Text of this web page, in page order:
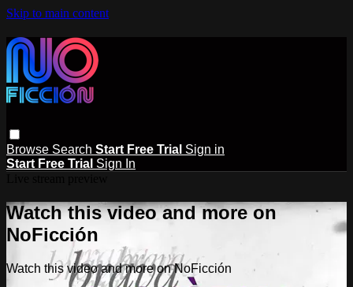
Skip to main content
Browse Search Start Free Trial Sign in
Start Free Trial Sign In
Watch this video and more on
NoFicción
Watch this video and more on NoFicción